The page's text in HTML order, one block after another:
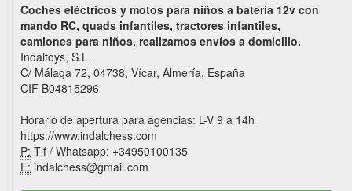
Coches eléctricos y motos para niños a batería 12v con
mando RC, quads infantiles, tractores infantiles,
camiones para niños, realizamos envíos a domicilio.
Indaltoys, S.L.
C/ Málaga 72, 04738, Vícar, Almería, España
CIF B04815296
Horario de apertura para agencias: L-V 9 a 14h
https://www.indalchess.com
P: Tlf / Whatsapp: +34950100135
E: indalchess@gmail.com